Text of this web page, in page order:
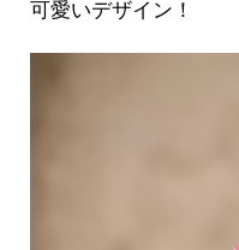
可愛いデザイン！